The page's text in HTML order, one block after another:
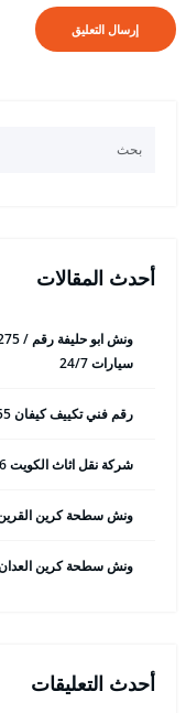
أحدث المقالات
سيارات 24/7
رقم فني تكييف كيفان 98025055 فني تكييف مركزي 24 ساعة
شركة نقل اثاث الكويت 50993766 هاف لوري وانيت نقل عفش
ونش سطحة كرين القرين 65557275 ونش سحب وانقاذ
ونش سطحة كرين العدان 65557275 ونش سحب وانقاذ
أحدث التعليقات